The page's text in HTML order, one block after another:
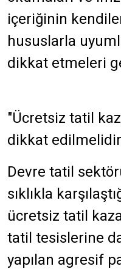
içeriğinin
hususlarla
dikkat etmeleri
"Ücretsiz tatil
dikkat edilmelidir
Devre tatil
sıklıkla
ücretsiz tatil
tatil tesislerine
yapılan agresif